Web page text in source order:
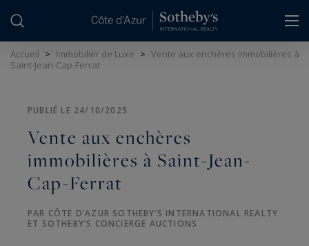
Accueil > Immobilier de Luxe > Vente aux enchères immobilières à
Saint-Jean-Cap-Ferrat
PUBLIÉ LE 24/10/2025
Vente aux enchères
immobilières à Saint-Jean-
Cap-Ferrat
PAR CÔTE D’AZUR SOTHEBY’S INTERNATIONAL REALTY
ET SOTHEBY’S CONCIERGE AUCTIONS